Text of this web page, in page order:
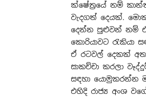
ක්ෂේත්‍රයේ නම්
වැදගත් දෙයක්.
දෙන්න පුළුවන් නම්
කොරියාවට රැකියා
ඒ රටවල් දෙකක්
සාකච්චා කරලා
සඳහා යොමුකරන්න
එහිදි රාජ්‍ය අංශ